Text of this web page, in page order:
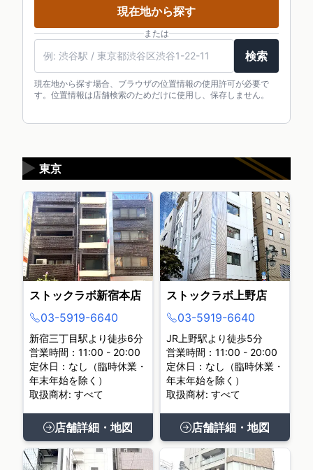
現在地から探す
または
検索
現在地から探す場合、ブラウザの位置情報の使用許可が必要で
す。位置情報は店舗検索のためだけに使用し、保存しません。
東京
▶
ストックラボ新宿本店
03-5919-6640
新宿三丁目駅より徒歩6分
営業時間：11:00 - 20:00
定休日：なし（臨時休業・
年末年始を除く）
取扱商材: すべて
店舗詳細・地図
ストックラボ上野店
03-5919-6640
JR上野駅より徒歩5分
営業時間：11:00 - 20:00
定休日：なし（臨時休業・
年末年始を除く）
取扱商材: すべて
店舗詳細・地図